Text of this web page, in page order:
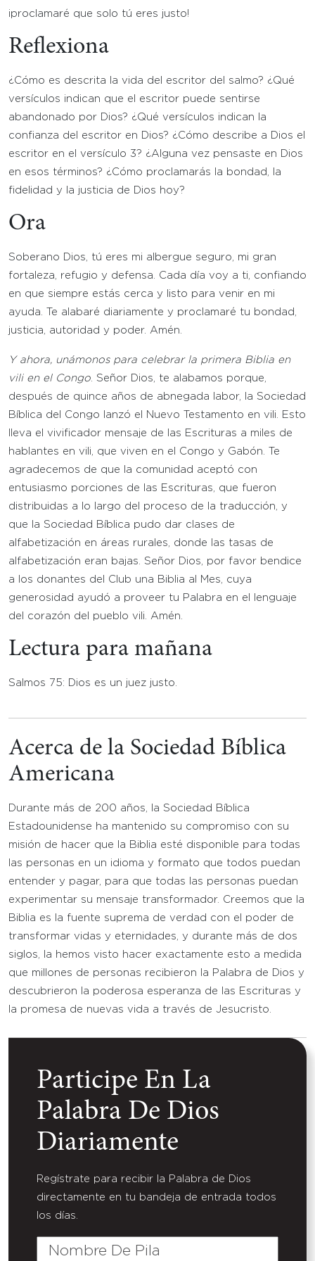
¡proclamaré que solo tú eres justo!
Reflexiona
¿Cómo es descrita la vida del escritor del salmo? ¿Qué
versículos indican que el escritor puede sentirse
abandonado por Dios? ¿Qué versículos indican la
confianza del escritor en Dios? ¿Cómo describe a Dios el
escritor en el versículo 3? ¿Alguna vez pensaste en Dios
en esos términos? ¿Cómo proclamarás la bondad, la
fidelidad y la justicia de Dios hoy?
Ora
Soberano Dios, tú eres mi albergue seguro, mi gran
fortaleza, refugio y defensa. Cada día voy a ti, confiando
en que siempre estás cerca y listo para venir en mi
ayuda. Te alabaré diariamente y proclamaré tu bondad,
justicia, autoridad y poder. Amén.
Y ahora, unámonos para celebrar la primera Biblia en
vili en el Congo . Señor Dios, te alabamos porque,
después de quince años de abnegada labor, la Sociedad
Bíblica del Congo lanzó el Nuevo Testamento en vili. Esto
lleva el vivificador mensaje de las Escrituras a miles de
hablantes en vili, que viven en el Congo y Gabón. Te
agradecemos de que la comunidad aceptó con
entusiasmo porciones de las Escrituras, que fueron
distribuidas a lo largo del proceso de la traducción, y
que la Sociedad Bíblica pudo dar clases de
alfabetización en áreas rurales, donde las tasas de
alfabetización eran bajas. Señor Dios, por favor bendice
a los donantes del Club una Biblia al Mes, cuya
generosidad ayudó a proveer tu Palabra en el lenguaje
del corazón del pueblo vili. Amén.
Lectura para mañana
Salmos 75: Dios es un juez justo.
Acerca de la Sociedad Bíblica
Americana
Durante más de 200 años, la Sociedad Bíblica
Estadounidense ha mantenido su compromiso con su
misión de hacer que la Biblia esté disponible para todas
las personas en un idioma y formato que todos puedan
entender y pagar, para que todas las personas puedan
experimentar su mensaje transformador. Creemos que la
Biblia es la fuente suprema de verdad con el poder de
transformar vidas y eternidades, y durante más de dos
siglos, la hemos visto hacer exactamente esto a medida
que millones de personas recibieron la Palabra de Dios y
descubrieron la poderosa esperanza de las Escrituras y
la promesa de nuevas vida a través de Jesucristo.
Participe En La
Palabra De Dios
Diariamente
Regístrate para recibir la Palabra de Dios
directamente en tu bandeja de entrada todos
los días.
Nombre